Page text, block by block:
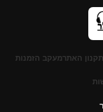
תקנון האתרמעקב הזמנות